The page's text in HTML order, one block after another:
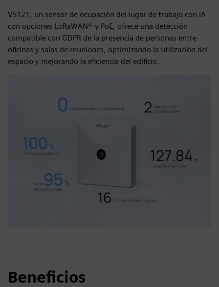
VS121, un sensor de ocupación del lugar de trabajo con IA
con opciones LoRaWAN® y PoE, ofrece una detección
compatible con GDPR de la presencia de personas entre
oficinas y salas de reuniones, optimizando la utilización del
espacio y mejorando la eficiencia del edificio.
Beneficios